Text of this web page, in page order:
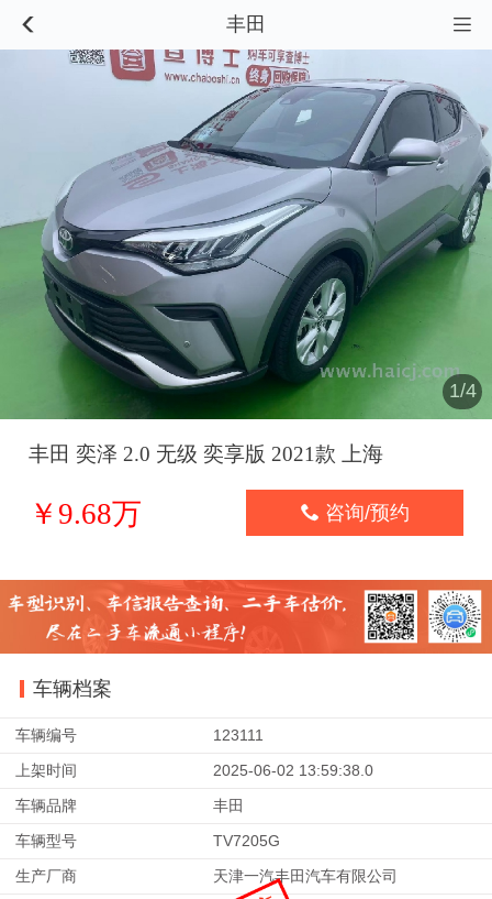
 丰田 
1/4
丰田 奕泽 2.0 无级 奕享版 2021款 上海
￥9.68万  咨询/预约
车辆档案
车辆编号
123111
上架时间
2025-06-02 13:59:38.0
车辆品牌
丰田
车辆型号
TV7205G
生产厂商
天津一汽丰田汽车有限公司